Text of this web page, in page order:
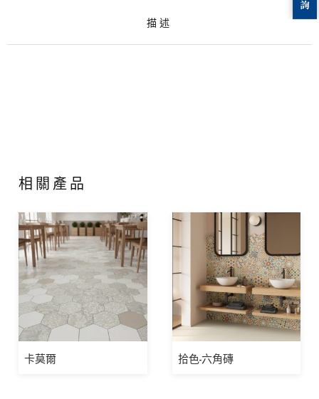
描述
相關產品
卡莫爾 拾色-六角磚